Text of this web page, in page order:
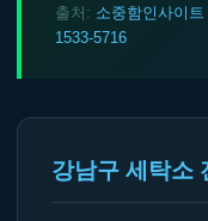
출처: 소중함인사이트
1533-5716
강남구 세탁소